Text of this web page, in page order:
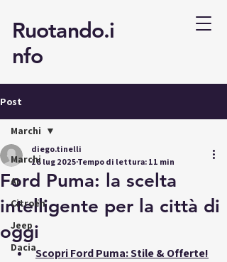
Ruotando.i
nfo
Post
Marchi
AI
Citroën
Jeep
Dacia
Marchi
Ford Puma: la scelta
intelligente per la città di
oggi
diego.tinelli
18 lug 2025Tempo di lettura: 11 min
Scopri Ford Puma: Stile & Offerte!